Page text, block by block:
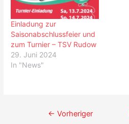
Einladung zur
Saisonabschlussfeier und
zum Turnier – TSV Rudow
29. Juni 2024
In "News"
Beitrags-
← Vorheriger